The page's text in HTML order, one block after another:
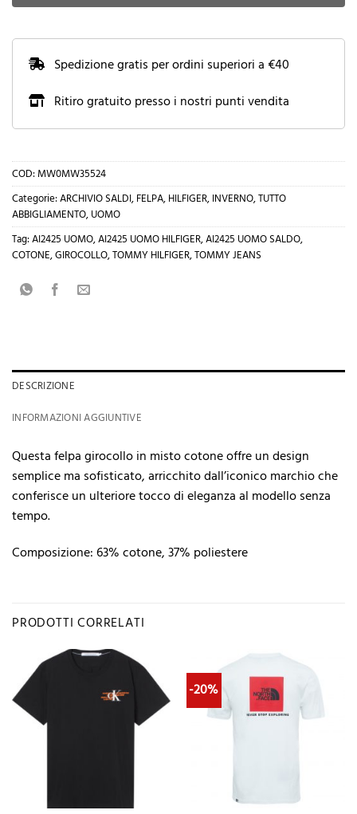
Spedizione gratis per ordini superiori a €40
Ritiro gratuito presso i nostri punti vendita
COD: MW0MW35524
Categorie:ARCHIVIO SALDI, FELPA, HILFIGER, INVERNO,TUTTO
ABBIGLIAMENTO, UOMO
Tag:AI2425 UOMO,AI2425 UOMO HILFIGER,AI2425 UOMO SALDO,
COTONE,GIROCOLLO,TOMMY HILFIGER,TOMMY JEANS
DESCRIZIONE
INFORMAZIONI AGGIUNTIVE
Questa felpa girocollo in misto cotone offre un design
semplice ma sofisticato, arricchito dall’iconico marchio che
conferisce un ulteriore tocco di eleganza al modello senza
tempo.
Composizione: 63% cotone, 37% poliestere
PRODOTTI CORRELATI
-20%